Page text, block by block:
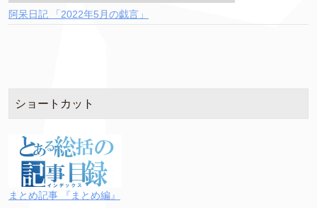
阿呆日記 「2022年5月の戯言」
ショートカット
まとめ記事 『まとめ編』